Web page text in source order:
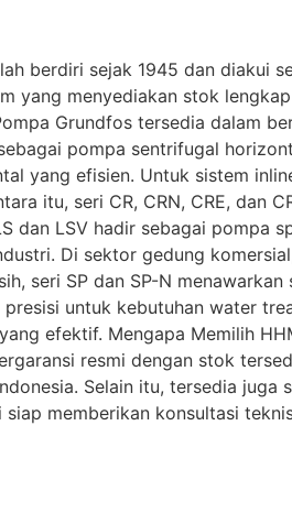
berdiri sejak 1945 dan diakui
yang menyediakan stok
Grundfos tersedia dalam
pompa sentrifugal
yang efisien. Untuk sistem
itu, seri CR, CRN, CRE, dan
dan LSV hadir sebagai pompa
Di sektor gedung
seri SP dan SP-N
untuk kebutuhan water
efektif. Mengapa Memilih
resmi dengan stok
Selain itu, tersedia
memberikan konsultasi